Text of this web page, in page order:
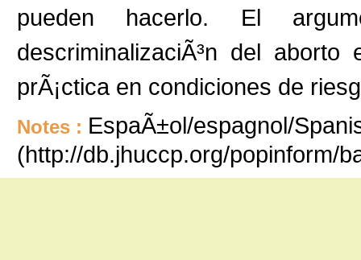
pueden hacerlo. El
descriminalizaciÃ³n del
prÃ¡ctica en condiciones de
Notes : EspaÃ±ol/espagnol/
(http://db.jhuccp.org/popinform/